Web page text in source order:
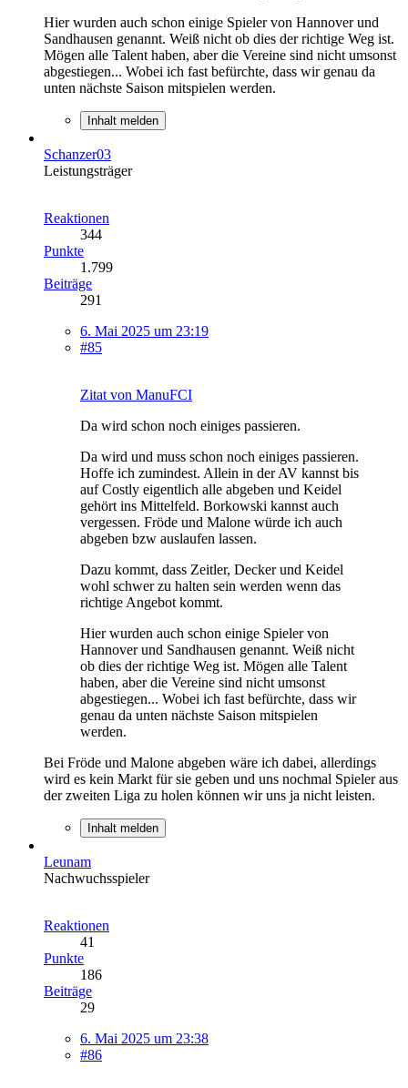
Hier wurden auch schon einige Spieler von Hannover und
Sandhausen genannt. Weiß nicht ob dies der richtige Weg ist.
Mögen alle Talent haben, aber die Vereine sind nicht umsonst
abgestiegen... Wobei ich fast befürchte, dass wir genau da
unten nächste Saison mitspielen werden.
Inhalt melden
Schanzer03
Leistungsträger
Reaktionen
344
Punkte
1.799
Beiträge
291
6. Mai 2025 um 23:19
#85
Zitat von ManuFCI
Da wird schon noch einiges passieren.
Da wird und muss schon noch einiges passieren.
Hoffe ich zumindest. Allein in der AV kannst bis
auf Costly eigentlich alle abgeben und Keidel
gehört ins Mittelfeld. Borkowski kannst auch
vergessen. Fröde und Malone würde ich auch
abgeben bzw auslaufen lassen.
Dazu kommt, dass Zeitler, Decker und Keidel
wohl schwer zu halten sein werden wenn das
richtige Angebot kommt.
Hier wurden auch schon einige Spieler von
Hannover und Sandhausen genannt. Weiß nicht
ob dies der richtige Weg ist. Mögen alle Talent
haben, aber die Vereine sind nicht umsonst
abgestiegen... Wobei ich fast befürchte, dass wir
genau da unten nächste Saison mitspielen
werden.
Bei Fröde und Malone abgeben wäre ich dabei, allerdings
wird es kein Markt für sie geben und uns nochmal Spieler aus
der zweiten Liga zu holen können wir uns ja nicht leisten.
Inhalt melden
Leunam
Nachwuchsspieler
Reaktionen
41
Punkte
186
Beiträge
29
6. Mai 2025 um 23:38
#86